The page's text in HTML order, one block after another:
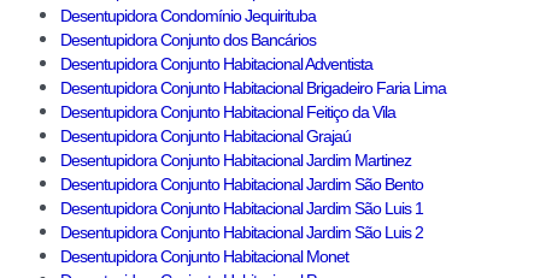
Desentupidora Condomínio Jequirituba
Desentupidora Conjunto dos Bancários
Desentupidora Conjunto Habitacional Adventista
Desentupidora Conjunto Habitacional Brigadeiro Faria Lima
Desentupidora Conjunto Habitacional Feitiço da Vila
Desentupidora Conjunto Habitacional Grajaú
Desentupidora Conjunto Habitacional Jardim Martinez
Desentupidora Conjunto Habitacional Jardim São Bento
Desentupidora Conjunto Habitacional Jardim São Luis 1
Desentupidora Conjunto Habitacional Jardim São Luis 2
Desentupidora Conjunto Habitacional Monet